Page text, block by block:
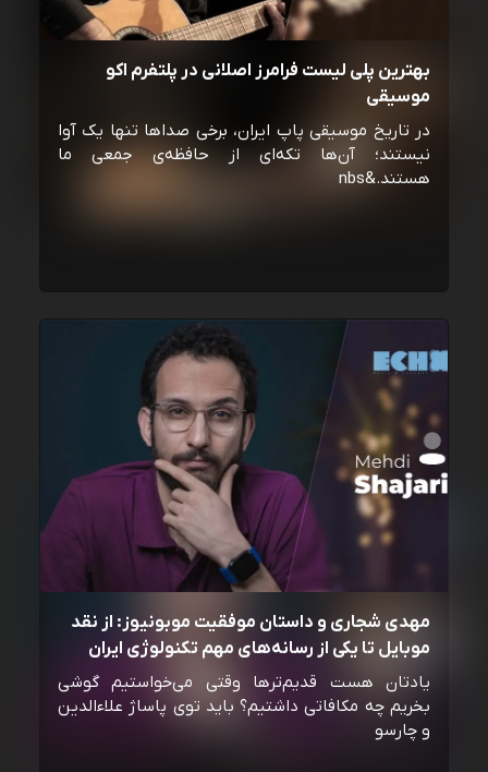
بهترین پلی لیست فرامرز اصلانی در پلتفرم اکو
موسیقی
در تاریخ موسیقی پاپ ایران، برخی صداها تنها یک آوا
نیستند؛ آن‌ها تکه‌ای از حافظه‌ی جمعی ما
هستند.&nbs
مهدی شجاری و داستان موفقیت موبونیوز: از نقد
موبایل تا یکی از رسانه‌‌های مهم تکنولوژی ایران
یادتان هست قدیم‌ترها وقتی می‌خواستیم گوشی
بخریم چه مکافاتی داشتیم؟ باید توی پاساژ علاءالدین
و چارسو